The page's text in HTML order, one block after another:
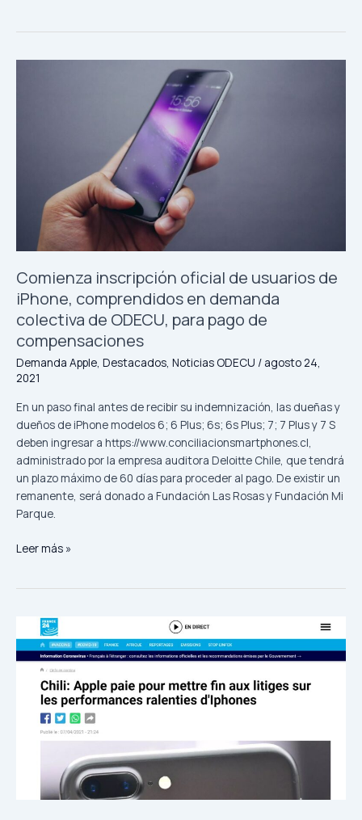
Comienza inscripción oficial de usuarios de
iPhone, comprendidos en demanda
colectiva de ODECU, para pago de
compensaciones
Demanda Apple, Destacados, Noticias ODECU / agosto 24,
2021
En un paso final antes de recibir su indemnización, las dueñas y
dueños de iPhone modelos 6; 6 Plus; 6s; 6s Plus; 7; 7 Plus y 7 S
deben ingresar a https://www.conciliacionsmartphones.cl,
administrado por la empresa auditora Deloitte Chile, que tendrá
un plazo máximo de 60 días para proceder al pago. De existir un
remanente, será donado a Fundación Las Rosas y Fundación Mi
Parque.
comprendidos
demanda
colectiva
ODECU,
para
pago
de
compensaciones
Leer más »
Apple
paie
mettre
performances